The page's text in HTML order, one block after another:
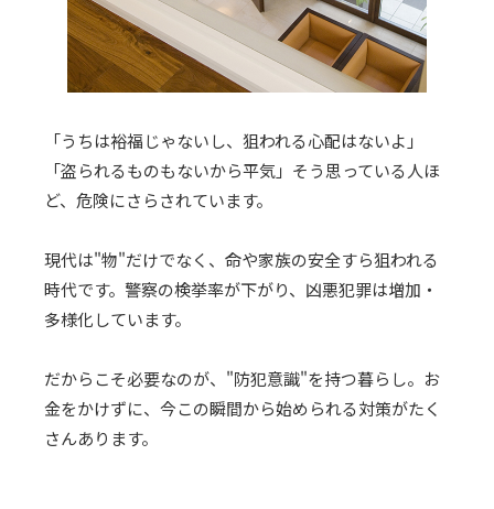
「うちは裕福じゃないし、狙われる心配はないよ」
「盗られるものもないから平気」そう思っている人ほ
ど、危険にさらされています。
現代は"物"だけでなく、命や家族の安全すら狙われる
時代です。警察の検挙率が下がり、凶悪犯罪は増加・
多様化しています。
だからこそ必要なのが、"防犯意識"を持つ暮らし。お
金をかけずに、今この瞬間から始められる対策がたく
さんあります。